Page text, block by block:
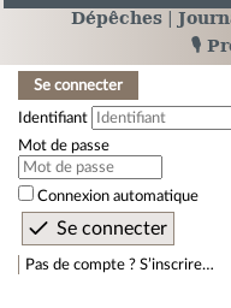
Dépêches
🎙️
Se connecter
Identifiant
Mot de passe
Connexion automatique
Pas de compte ? S’inscrire…